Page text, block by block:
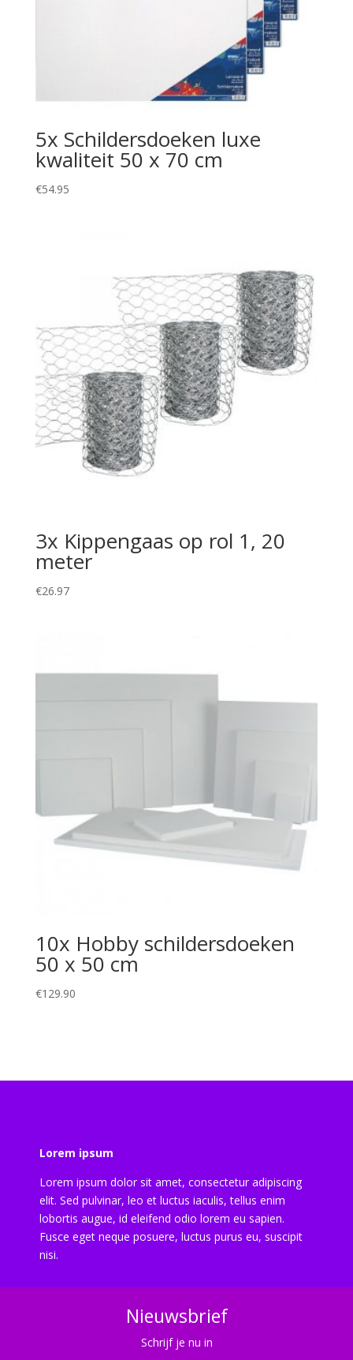
5x Schildersdoeken luxe
kwaliteit 50 x 70 cm
€54.95
3x Kippengaas op rol 1, 20
meter
€26.97
10x Hobby schildersdoeken
50 x 50 cm
€129.90
Lorem ipsum
Lorem ipsum dolor sit amet, consectetur adipiscing
elit. Sed pulvinar, leo et luctus iaculis, tellus enim
lobortis augue, id eleifend odio lorem eu sapien.
Fusce eget neque posuere, luctus purus eu, suscipit
nisi.
Nieuwsbrief
Schrijf je nu in